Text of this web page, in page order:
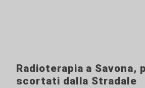
Radioterapia a Savona,
scortati dalla Stradale